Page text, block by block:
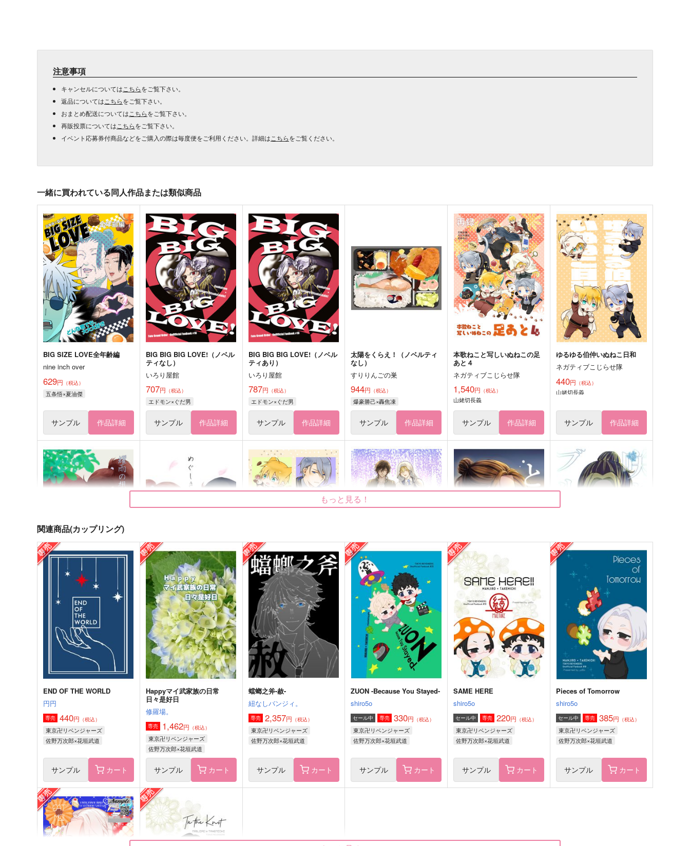
注意事項
キャンセルについては こちらをご覧下さい。
返品については こちらをご覧下さい。
おまとめ配送については こちらをご覧下さい。
再販投票については こちらをご覧下さい。
イベント応募券付商品などをご購入の際は毎度便をご利用ください。詳細は こちらをご覧ください。
一緒に買われている同人作品または類似商品
BIG SIZE LOVE全年齢編
nine inch over
629円 （税込）
五条悟×夏油傑
サンプル 作品詳細
BIG BIG BIG LOVE!（ノベル
ティなし）
いろり屋館
707円 （税込）
エドモン×ぐだ男
サンプル 作品詳細
BIG BIG BIG LOVE!（ノベル
ティあり）
いろり屋館
787円 （税込）
エドモン×ぐだ男
サンプル 作品詳細
太陽をくらえ！（ノベルティ
なし）
すりりんごの巣
944円 （税込）
爆豪勝己×轟焦凍
サンプル 作品詳細
本歌ねこと写しいぬねこの足
あと４
ネガティブこじらせ隊
1,540円 （税込）
山姥切長義
サンプル 作品詳細
ゆるゆる伯仲いぬねこ日和
ネガティブこじらせ隊
440円 （税込）
山姥切長義
サンプル 作品詳細
耀雨の想い 彩露の願い
こじらせファクトリー
（税込）
山田利吉×土井半助
サンプル 作品詳細
めぐしき眼差
こじらせファクトリー
398円（税込）
山田利吉×土井半助
サンプル 作品詳細
大小伯仲幕間話
ネガティブこじらせ隊
440 円（税込）
山姥切長義
サンプル 作品詳細
隣り合う眩しい世界の中心で
ネガティブこじらせ隊
572円 （税込）
大倶利伽羅×山姥切国広
サンプル 作品詳細
とらの涙
帰り道ジェット
1,415円（税込）
松野千冬×羽宮一虎
サンプル 作品詳細
咲き誇れブルースター
帰り道ジェット
円（税込）
松野千冬×羽宮一虎
サンプル 作品詳細
ずっと…でいたいだけ
smbh
思い立ったが吉日
いけもと
もっと見る！
関連商品(カップリング)
END OF THE WORLD
円円
専売 440円 （税込）
東京卍リベンジャーズ
佐野万次郎×花垣武道
サンプル カート
Happyマイ武家族の日常
日々是好日
修羅場。
専売 1,462円 （税込）
東京卍リベンジャーズ
佐野万次郎×花垣武道
サンプル カート
蟷螂之斧-赦-
紐なしバンジィ。
専売 2,357円 （税込）
東京卍リベンジャーズ
佐野万次郎×花垣武道
サンプル カート
ZUON -Because You Stayed-
shiro5o
セール中 専売 330円 （税込）
東京卍リベンジャーズ
佐野万次郎×花垣武道
サンプル カート
SAME HERE
shiro5o
セール中 専売 220円 （税込）
東京卍リベンジャーズ
佐野万次郎×花垣武道
サンプル カート
Pieces of Tomorrow
shiro5o
セール中 専売 385円 （税込）
東京卍リベンジャーズ
佐野万次郎×花垣武道
サンプル カート